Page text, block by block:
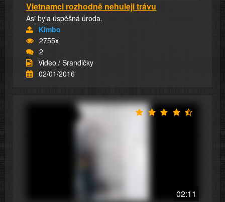
Vietnamci rozhodně nehuleji trávu
Asi byla úspěšná úroda.
Kimbo
2755x
2
Video / Srandičky
02/01/2016
02:11